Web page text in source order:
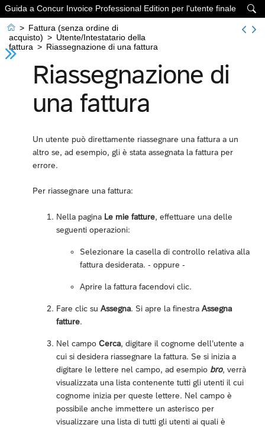

Guida a Concur Invoice Professional Edition per l'utente finale
 > Fattura (senza ordine di
acquisto) > Utente/Intestatario della
fattura > Riassegnazione di una fattura
Riassegnazione di
una fattura
Un utente può direttamente riassegnare una fattura a un
altro se, ad esempio, gli è stata assegnata la fattura per
errore.
Per riassegnare una fattura:
Nella pagina Le mie fatture, effettuare una delle
seguenti operazioni:
Selezionare la casella di controllo relativa alla
fattura desiderata. - oppure -
Aprire la fattura facendovi clic.
Fare clic su Assegna. Si apre la finestra Assegna
fatture.
Nel campo Cerca, digitare il cognome dell’utente a
cui si desidera riassegnare la fattura. Se si inizia a
digitare le lettere nel campo, ad esempio bro, verrà
visualizzata una lista contenente tutti gli utenti il cui
cognome inizia per queste lettere. Nel campo è
possibile anche immettere un asterisco per
visualizzare una lista di tutti gli utenti ai quali è